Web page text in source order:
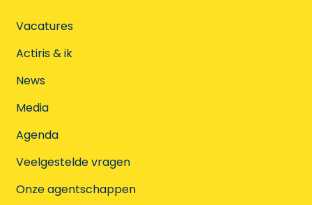
Vacatures
Actiris & ik
News
Media
Agenda
Veelgestelde vragen
Onze agentschappen